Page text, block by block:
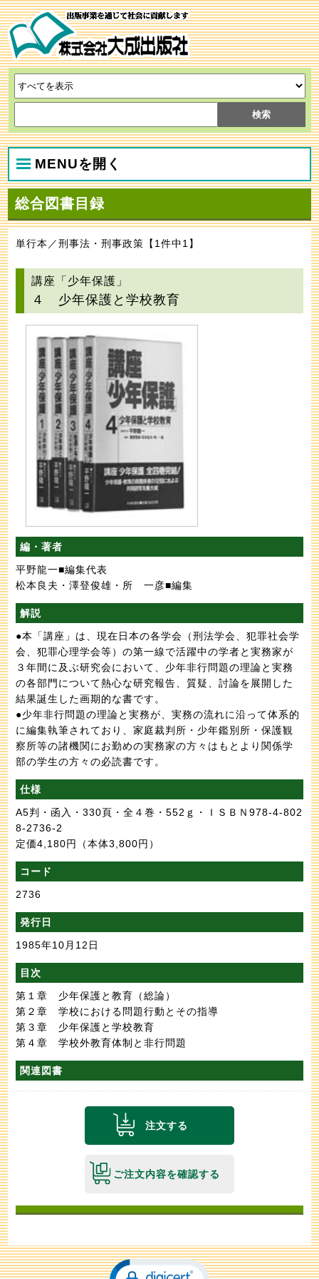
MENUを開く
総合図書目録
単行本／刑事法・刑事政策【1件中1】
講座「少年保護」
４ 少年保護と学校教育
編・著者
平野龍一■編集代表
松本良夫・澤登俊雄・所 一彦■編集
解説
●本「講座」は、現在日本の各学会（刑法学会、犯罪社会学
会、犯罪心理学会等）の第一線で活躍中の学者と実務家が
３年間に及ぶ研究会において、少年非行問題の理論と実務
の各部門について熱心な研究報告、質疑、討論を展開した
結果誕生した画期的な書です。
●少年非行問題の理論と実務が、実務の流れに沿って体系的
に編集執筆されており、家庭裁判所・少年鑑別所・保護観
察所等の諸機関にお勤めの実務家の方々はもとより関係学
部の学生の方々の必読書です。
仕様
A5判・函入・330頁・全４巻・552ｇ・ＩＳＢＮ978-4-802
8-2736-2
定価4,180円
（本体3,800円）
コード
2736
発行日
1985年10月12日
目次
第１章 少年保護と教育（総論）
第２章 学校における問題行動とその指導
第３章 少年保護と学校教育
第４章 学校外教育体制と非行問題
関連図書
注文する
ご注文内容を確認する